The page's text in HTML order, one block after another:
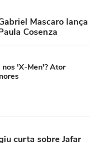
Mascaro lança
Cosenza
'X-Men'? Ator
curta sobre Jafar